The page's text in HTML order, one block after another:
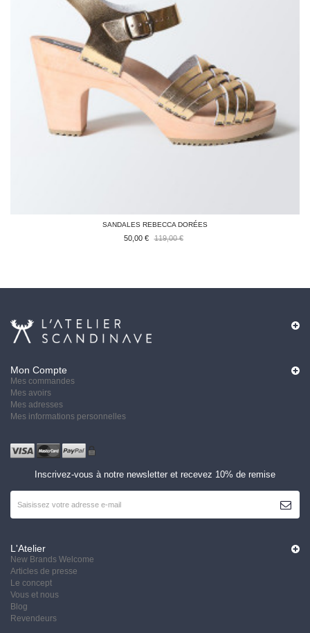
SANDALES REBECCA DORÉES
50,00 € 119,00 €
Mon Compte
Mes commandes
Mes avoirs
Mes adresses
Mes informations personnelles
Inscrivez-vous à notre newsletter et recevez 10% de remise
L'Atelier
New Brands Welcome
Articles de presse
Le concept
Vous et nous
Blog
Revendeurs